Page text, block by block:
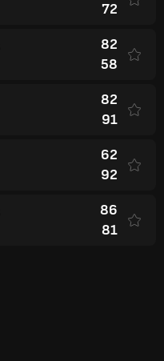
72
82
58
82
91
62
92
86
81